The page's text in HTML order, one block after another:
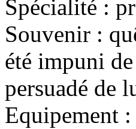
Spécialité :
Souvenir :
été impuni
persuadé de
Equipement